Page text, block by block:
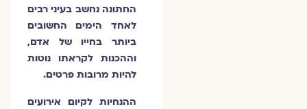
החתונה נחשב בעיני רבים
לאחד הימים החשובים
ביותר בחייו של אדם,
וההכנות לקראתו נוטות
להיות מרובות פרטים.
ההנחיות לקיום אירועים